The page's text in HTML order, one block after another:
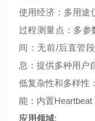
使用经济：多用途
过程测量点：多参
间：无前/后直管
息：提供多种用户
低复杂性和多样性
能：内置Heartbeat
应用领域: